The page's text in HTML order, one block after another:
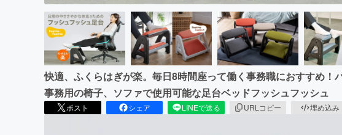
快適、ふくらはぎが楽。毎日8時間座って働く事務職におすすめ！
事務用の椅子、ソファで使用可能な足台ベッドフッシュフッシュ
ポスト シェア LINEで送る URLコピー 埋め込み